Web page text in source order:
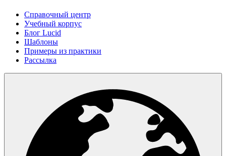
Справочный центр
Учебный корпус
Блог Lucid
Шаблоны
Примеры из практики
Рассылка